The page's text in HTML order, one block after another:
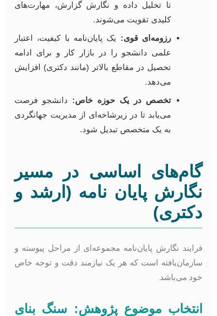
تا تحلیل داده و نگارش گزارش، مهارت‌های
کلیدی تقویت می‌شوند.
رزومه‌ای قوی:یک پایان‌نامه با کیفیت، اعتبار
علمی دانشجو را در بازار کار و برای ادامه
تحصیل در مقاطع بالاتر (مانند دکتری) افزایش
می‌دهد.
تخصص در یک حوزه خاص:دانشجو فرصت
می‌یابد تا در زیرشاخه‌ای از مدیریت جهانگردی
به یک متخصص تبدیل شود.
گام‌های اساسی در مسیر
نگارش پایان نامه (ارشد و
دکتری)
فرایند نگارش پایان‌نامه مجموعه‌ای از مراحل پیوسته و
سازمان‌یافته است که هر یک نیازمند دقت و توجه خاص
خود می‌باشد.
انتخاب موضوع پژوهش: سنگ بنای